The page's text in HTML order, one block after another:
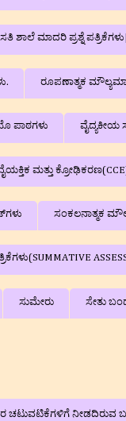
ಮಾದರಿ ಪ್ರಶ್ನೆ
ರೂಪಣಾತ್ಮಕ
ಪಾಠಗಳು ವೈದ್ಯಕೀಯ
ಮತ್ತು
ಸಂಕಲನಾತ್ಮಕ
ಸುಮೇರು ಸೇತು
ಚಟುವಟಿಕೆಗಳಿಗೆ ನೀಡದಿರುವ